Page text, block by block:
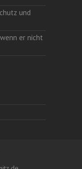
und
er nicht